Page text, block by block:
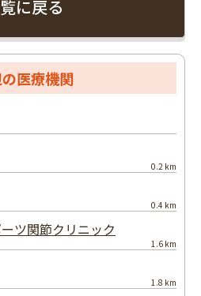
に戻る
医療機関
0.2 km
0.4 km
ツ関節クリニック
1.6 km
1.8 km